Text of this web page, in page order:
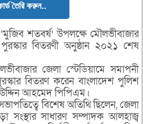
তৈরি করুন..
শতবর্ষ’ উপলক্ষে মৌলভীবাজার
বিতরণী অনুষ্ঠান ২০২১ শেষ
জেলা স্টেডিয়ামে সমাপনী
বিতরণ করেন বাংলাদেশ পুলিশ
আহমেদ পিপিএম।
বিশেষ অতিথি ছিলেন, জেলা
সংস্থার সাধারণ সম্পাদক আলহাজ্ব